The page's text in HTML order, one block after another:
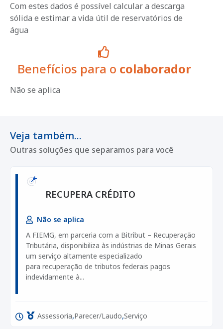
Com estes dados é possível calcular a descarga
sólida e estimar a vida útil de reservatórios de
água
Benefícios para o colaborador
Não se aplica
Veja também...
Outras soluções que separamos para você
RECUPERA CRÉDITO
Não se aplica
A FIEMG, em parceria com a Bitribut – Recuperação
Tributária, disponibiliza às indústrias de Minas Gerais
um serviço altamente especializado
para recuperação de tributos federais pagos
indevidamente à...
Assessoria,Parecer/Laudo,Serviço